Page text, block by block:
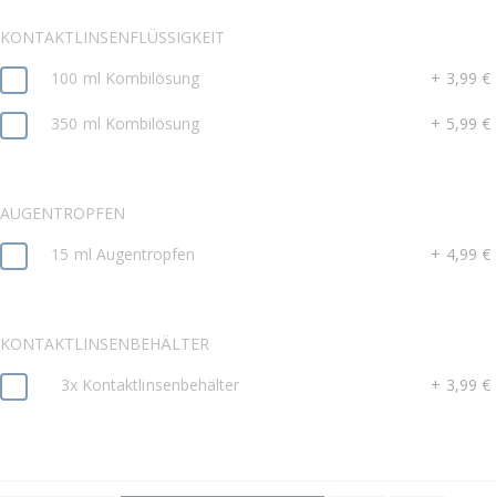
KONTAKTLINSENFLÜSSIGKEIT
100 ml Kombilösung
+ 3,99 €
350 ml Kombilösung + 5,99 €
AUGENTROPFEN
15 ml Augentropfen
+ 4,99 €
KONTAKTLINSENBEHÄLTER
3x Kontaktlinsenbehälter
+ 3,99 €